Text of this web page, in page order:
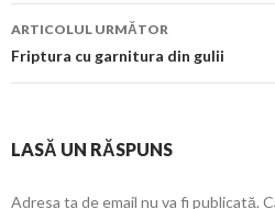
articol
ARTICOLUL URMĂTOR
Friptura cu garnitura din gulii
LASĂ UN RĂSPUNS
Adresa ta de email nu va fi publicată.